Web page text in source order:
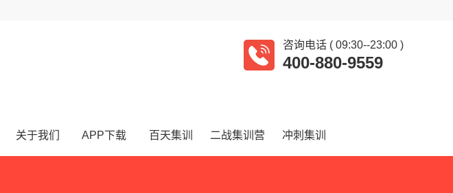
咨询电话 ( 09:30--23:00 )
400-880-9559
关于我们 APP下载 百天集训 二战集训营 冲刺集训